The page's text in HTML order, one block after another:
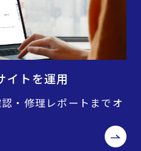
イトを運用
・修理レポートまでオ